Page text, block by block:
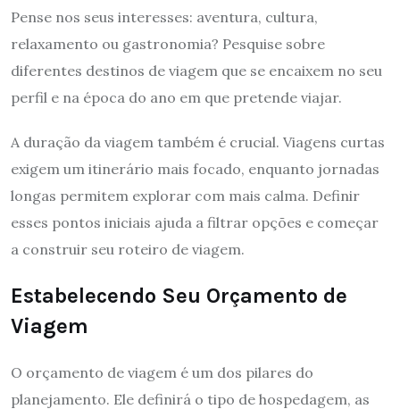
Pense nos seus interesses: aventura, cultura,
relaxamento ou gastronomia? Pesquise sobre
diferentes destinos de viagem que se encaixem no seu
perfil e na época do ano em que pretende viajar.
A duração da viagem também é crucial. Viagens curtas
exigem um itinerário mais focado, enquanto jornadas
longas permitem explorar com mais calma. Definir
esses pontos iniciais ajuda a filtrar opções e começar
a construir seu roteiro de viagem.
Estabelecendo Seu Orçamento de
Viagem
O orçamento de viagem é um dos pilares do
planejamento. Ele definirá o tipo de hospedagem, as